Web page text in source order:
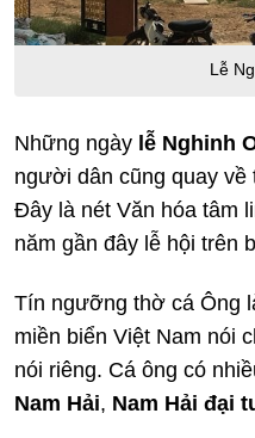
Lễ
Những ngày lễ Nghinh
người dân cũng quay về
Đây là nét Văn hóa tâm
năm gần đây lễ hội trên
Tín ngưỡng thờ cá Ông
miền biển Việt Nam nói
nói riêng. Cá ông có
Nam Hải, Nam Hải đại